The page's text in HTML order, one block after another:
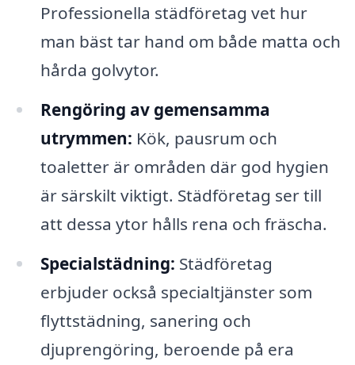
Professionella städföretag vet hur
man bäst tar hand om både matta och
hårda golvytor.
Rengöring av gemensamma
utrymmen: Kök, pausrum och
toaletter är områden där god hygien
är särskilt viktigt. Städföretag ser till
att dessa ytor hålls rena och fräscha.
Specialstädning: Städföretag
erbjuder också specialtjänster som
flyttstädning, sanering och
djuprengöring, beroende på era